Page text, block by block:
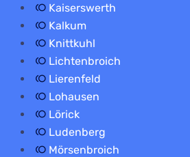
Kaiserswerth
Kalkum
Knittkuhl
Lichtenbroich
Lierenfeld
Lohausen
Lörick
Ludenberg
Mörsenbroich